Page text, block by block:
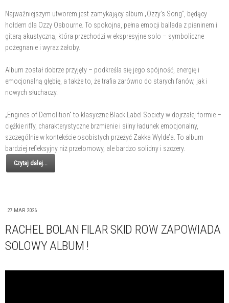
Najważniejszym utworem jest zamykający album „Ozzy’s Song”, będący
hołdem dla Ozzy Osbourne. To spokojna, pełna emocji ballada z pianinem i
gitarą akustyczną, która przechodzi w ekspresyjne solo – symboliczne
pożegnanie i wyraz żałoby.
Album został dobrze przyjęty – podkreśla się jego spójność, energię i
emocjonalną głębię, a także to, że trafia zarówno do starych fanów, jak i
nowych słuchaczy.
„Engines of Demolition” to klasyczne Black Label Society w dojrzałej formie –
ciężkie riffy, charakterystyczne brzmienie i silny ładunek emocjonalny,
szczególnie w kontekście osobistych przeżyć Zakka Wylde’a. To album
bardziej refleksyjny niż przełomowy, ale bardzo solidny i szczery.
Czytaj dalej...
27 MAR 2026
RACHEL BOLAN FILAR SKID ROW ZAPOWIADA
SOLOWY ALBUM !